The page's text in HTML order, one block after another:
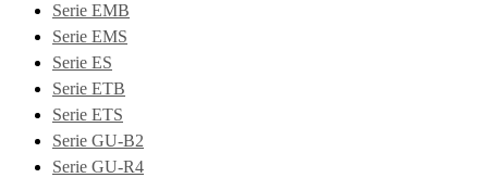
Serie EMB
Serie EMS
Serie ES
Serie ETB
Serie ETS
Serie GU-B2
Serie GU-R4